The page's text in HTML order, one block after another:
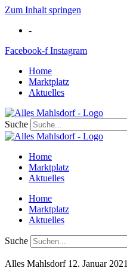
Zum Inhalt springen
-
Facebook-f Instagram
Home
Marktplatz
Aktuelles
Suche
Home
Marktplatz
Aktuelles
Home
Marktplatz
Aktuelles
Suche
Alles Mahlsdorf 12. Januar 2021